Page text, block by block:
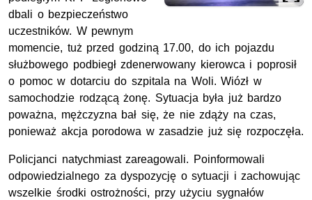
dbali o bezpieczeństwo
uczestników. W pewnym
momencie, tuż przed godziną 17.00, do ich pojazdu
służbowego podbiegł zdenerwowany kierowca i poprosił
o pomoc w dotarciu do szpitala na Woli. Wiózł w
samochodzie rodzącą żonę. Sytuacja była już bardzo
poważna, mężczyzna bał się, że nie zdąży na czas,
ponieważ akcja porodowa w zasadzie już się rozpoczęła.
Policjanci natychmiast zareagowali. Poinformowali
odpowiedzialnego za dyspozycję o sytuacji i zachowując
wszelkie środki ostrożności, przy użyciu sygnałów